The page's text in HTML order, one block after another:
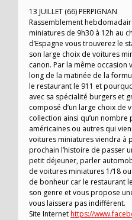
13 JUILLET (66) PERPIGNAN
Rassemblement
miniatures de 9h30 à 12h au
d’Espagne vous trouverez le
son large choix de voitures
canon. Par la même
long de la matinée de la
le restaurant le 911 et
avec sa spécialité burgers et
composé d’un large choix de
collection ainsi qu’un
américaines ou autres qui
voitures miniatures viendra à
prochain l’histoire de passer
petit déjeuner, parler
de voitures miniatures 1/18
de bonheur car le restaurant
son genre et vous propose
vous laissera pas indifférent.
Site Internethttps://